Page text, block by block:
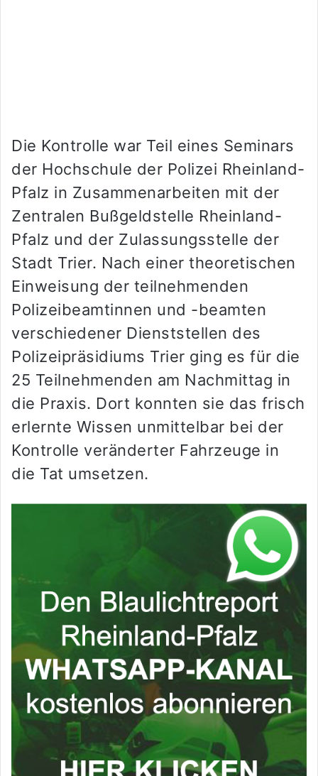
Die Kontrolle war Teil eines Seminars
der Hochschule der Polizei Rheinland-
Pfalz in Zusammenarbeiten mit der
Zentralen Bußgeldstelle Rheinland-
Pfalz und der Zulassungsstelle der
Stadt Trier. Nach einer theoretischen
Einweisung der teilnehmenden
Polizeibeamtinnen und -beamten
verschiedener Dienststellen des
Polizeipräsidiums Trier ging es für die
25 Teilnehmenden am Nachmittag in
die Praxis. Dort konnten sie das frisch
erlernte Wissen unmittelbar bei der
Kontrolle veränderter Fahrzeuge in
die Tat umsetzen.